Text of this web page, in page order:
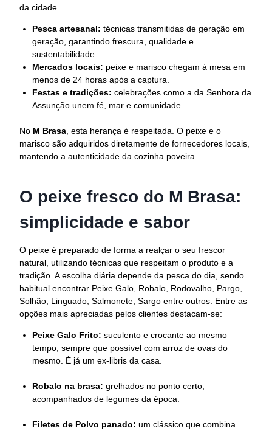
da cidade.
Pesca artesanal: técnicas transmitidas de geração em
geração, garantindo frescura, qualidade e
sustentabilidade.
Mercados locais: peixe e marisco chegam à mesa em
menos de 24 horas após a captura.
Festas e tradições: celebrações como a da Senhora da
Assunção unem fé, mar e comunidade.
No M Brasa , esta herança é respeitada. O peixe e o
marisco são adquiridos diretamente de fornecedores locais,
mantendo a autenticidade da cozinha poveira.
O peixe fresco do M Brasa:
simplicidade e sabor
O peixe é preparado de forma a realçar o seu frescor
natural, utilizando técnicas que respeitam o produto e a
tradição. A escolha diária depende da pesca do dia, sendo
habitual encontrar Peixe Galo, Robalo, Rodovalho, Pargo,
Solhão, Linguado, Salmonete, Sargo entre outros. Entre as
opções mais apreciadas pelos clientes destacam-se:
Peixe Galo Frito:suculento e crocante ao mesmo
tempo, sempre que possível com arroz de ovas do
mesmo. É já um ex-libris da casa.
Robalo na brasa:grelhados no ponto certo,
acompanhados de legumes da época.
Filetes de Polvo panado:um clássico que combina